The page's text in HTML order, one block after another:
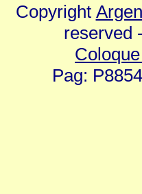
Copyright
reserved
Pag: